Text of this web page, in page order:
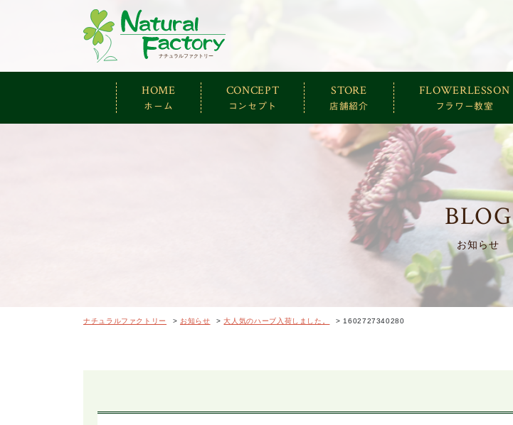
ナチュラルファクトリー
HOME
ホーム
CONCEPT
コンセプト
STORE
店舗紹介
FLOWERLESSON
フラワー教室
BLOG
お知らせ
ナチュラルファクトリー > お知らせ >大人気のハーブ入荷しました。 > 1602727340280